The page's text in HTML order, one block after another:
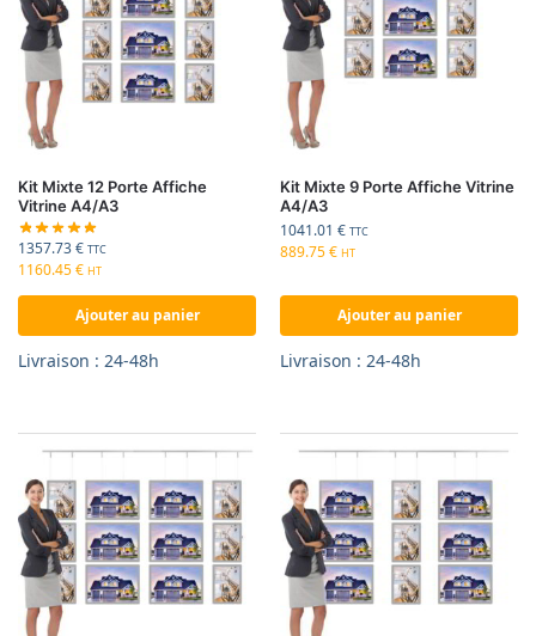
Kit Mixte 12 Porte Affiche
Vitrine A4/A3
1357.73€ TTC
1160.45€ HT
Ajouter au panier
Livraison : 24-48h
Kit Mixte 9 Porte Affiche Vitrine
A4/A3
1041.01 € TTC
889.75€ HT
Ajouter au panier
Livraison : 24-48h